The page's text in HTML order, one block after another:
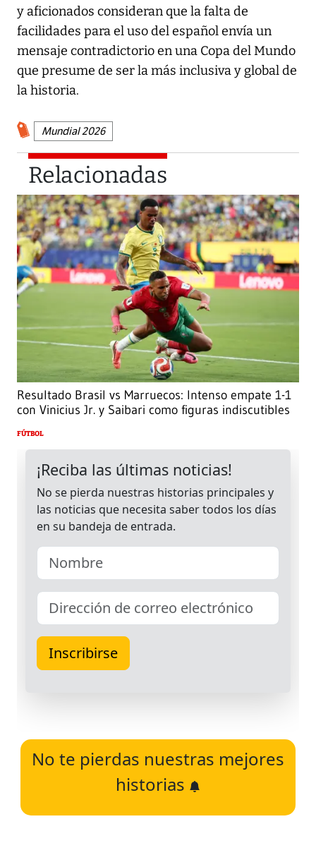
y aficionados consideran que la falta de
facilidades para el uso del español envía un
mensaje contradictorio en una Copa del Mundo
que presume de ser la más inclusiva y global de
la historia.
Mundial 2026
Relacionadas
Resultado Brasil vs Marruecos: Intenso empate 1-1
con Vinicius Jr. y Saibari como figuras indiscutibles
FÚTBOL
No te pierdas nuestras mejores
historias